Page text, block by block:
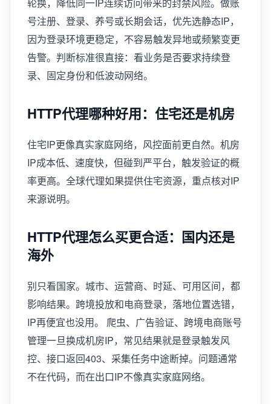
轮换，降低同一IP连续访问带来的封禁风险。做账
号注册、登录、养号或长期会话，优先选静态IP，
因为登录环境更稳定，不容易触发异地或频繁变更
告警。判断标准很直接：看业务是否要求持续登
录、固定身份和低波动网络。
HTTP代理哪种好用：住宅还是机房
住宅IP更像真实家庭网络，风控面前更自然。机房
IP成本低、速度快，但碰到严平台，触发验证的概
率更高。全球代理如果提供住宅资源，重点核对IP
来源说明。
HTTP代理怎么买更合适：国内还是
海外
别只看国家。城市、运营商、时延、可用区间，都
影响结果。跨境投放和电商登录，落地位置选错，
IP再便宜也没用。 爬虫、广告验证、跨境电商账号
管理一旦换成机房IP，常见结果就是登录触发风
控、接口返回403、采集任务中途断掉。问题通常
不在代码，而在出口IP不像真实家庭网络。